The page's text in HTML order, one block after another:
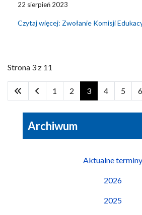
22 sierpień 2023
Czytaj więcej: Zwołanie Komisji
Strona 3 z 11
1 2 3 4 5 6
Archiwum
Aktualne terminy
2026
2025